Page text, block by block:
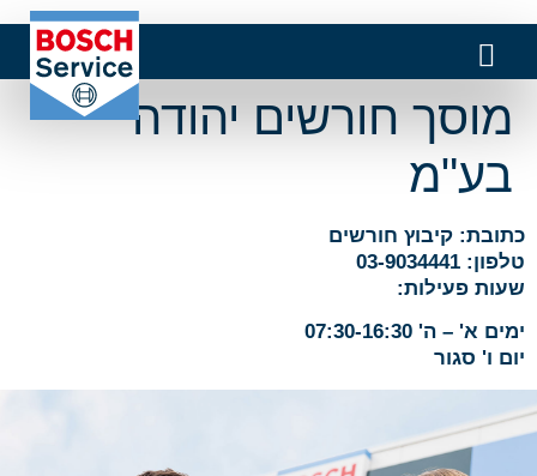
מוסך חורשים יהודה
בע"מ
כתובת: קיבוץ חורשים
טלפון: 03-9034441
שעות פעילות:
ימים א' – ה' 07:30-16:30
יום ו' סגור